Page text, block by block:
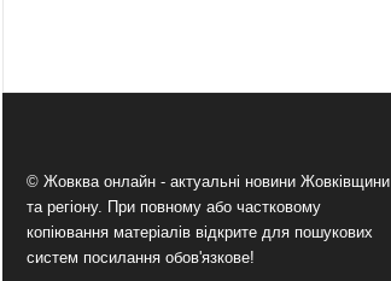
© Жовква онлайн - актуальні новини Жовківщини
та регіону. При повному або частковому
копіювання матеріалів відкрите для пошукових
систем посилання обов'язкове!